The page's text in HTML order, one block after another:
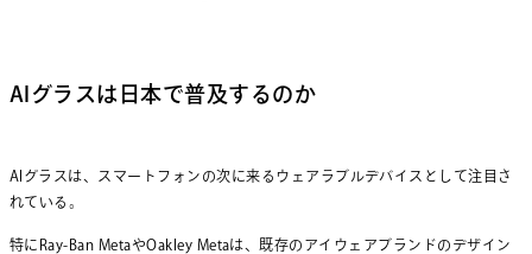
AIグラスは日本で普及するのか
AIグラスは、スマートフォンの次に来るウェアラブルデバイスとして注目さ
れている。
特にRay-Ban MetaやOakley Metaは、既存のアイウェアブランドのデザイン